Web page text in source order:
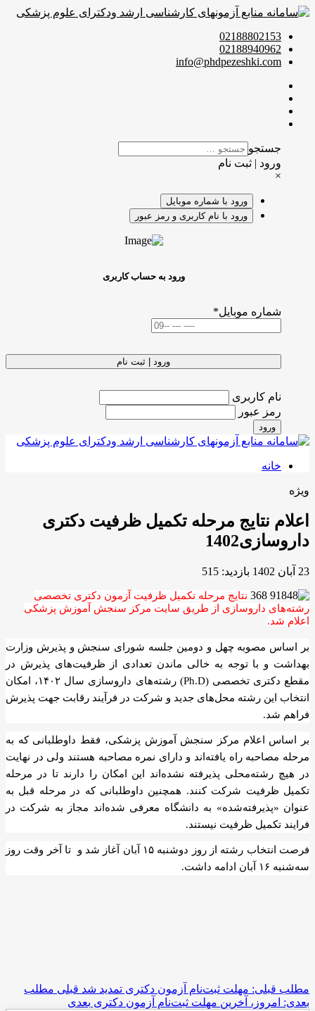
02188802153
02188940962
info@phdpezeshki.com
جستجو
ورود | ثبت نام
×
ورود با شماره موبایل
ورود با نام کاربری و رمز عبور
ورود به حساب کاربری
شماره موبایل*
ورود | ثبت نام
نام کاربری
رمز عبور
ورود
خانه
ویژه
اعلام نتایج مرحله تکمیل ظرفیت دکتری
داروسازی1402
23 آبان 1402 بازدید: 515
نتایج مرحله تکمیل ظرفیت آزمون دکتری تخصصی
رشته‌های داروسازی از طریق سایت مرکز سنجش آموزش پزشکی
اعلام شد.
بر اساس مصوبه چهل و دومین جلسه شورای سنجش و پذیرش وزارت
بهداشت و با توجه به خالی ماندن تعدادی از ظرفیت‌های پذیرش در
مقطع دکتری تخصصی (Ph.D) رشته‌های داروسازی سال ۱۴۰۲، امکان
انتخاب این رشته محل‌های جدید و شرکت در فرآیند رقابت جهت پذیرش
فراهم شد.
بر اساس اعلام مرکز سنجش آموزش پزشکی، فقط داوطلبانی که به
مرحله مصاحبه راه یافته‌اند و دارای نمره مصاحبه هستند ولی در نهایت
در هیچ رشته‌محلی پذیرفته نشده‌اند این امکان را دارند تا در مرحله
تکمیل ظرفیت شرکت کنند. همچنین داوطلبانی که در مرحله قبل به
عنوان «پذیرفته‌شده» به دانشگاه معرفی شده‌اند مجاز به شرکت در
فرایند تکمیل ظرفیت نیستند.
فرصت انتخاب رشته از روز دوشنبه ۱۵ آبان آغاز شد و تا آخر وقت روز
سه‌شنبه ۱۶ آبان ادامه داشت.
مطلب قبلی: مهلت ثبت‌نام آزمون دکتری تمدید شد قبلی مطلب
بعدی: امروز، آخرین مهلت ثبت‌نام آزمون دکتری بعدی